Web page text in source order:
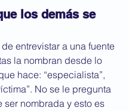
los demás se
entrevistar a una fuente
la nombran desde lo
hace: “especialista”,
No se le pregunta
ser nombrada y esto es